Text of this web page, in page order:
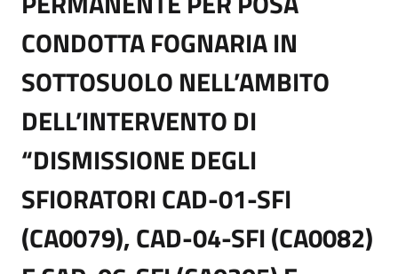
CONDOTTA FOGNARIA IN
SOTTOSUOLO NELL’AMBITO
DELL’INTERVENTO DI
“DISMISSIONE DEGLI
SFIORATORI CAD-01-SFI
(CA0079), CAD-04-SFI (CA0082)